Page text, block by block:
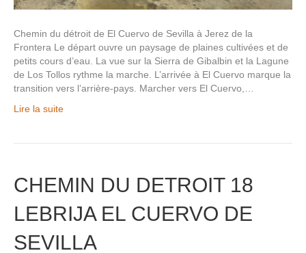
Chemin du détroit de El Cuervo de Sevilla à Jerez de la
Frontera Le départ ouvre un paysage de plaines cultivées et de
petits cours d’eau. La vue sur la Sierra de Gibalbin et la Lagune
de Los Tollos rythme la marche. L’arrivée à El Cuervo marque la
transition vers l’arrière-pays. Marcher vers El Cuervo,…
Lire la suite
CHEMIN DU DETROIT 18
LEBRIJA EL CUERVO DE
SEVILLA